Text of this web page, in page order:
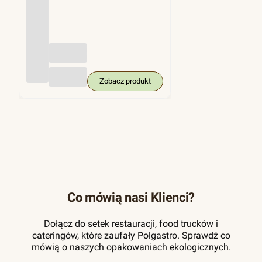
Zobacz produkt
Co mówią nasi Klienci?
Dołącz do setek restauracji, food trucków i
cateringów, które zaufały Polgastro. Sprawdź co
mówią o naszych opakowaniach ekologicznych.